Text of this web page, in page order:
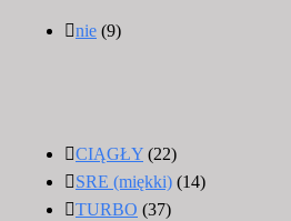
nie (9)
CIĄGŁY (22)
SRE (miękki) (14)
TURBO (37)